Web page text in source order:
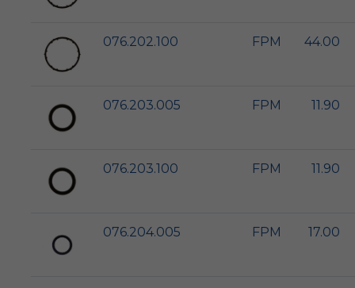
076.202.100 FPM 44.00
076.203.005 FPM 11.90
076.203.100 FPM 11.90
076.204.005 FPM 17.00